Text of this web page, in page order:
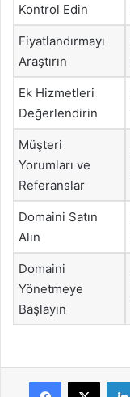
Kontrol Edin
Fiyatlandırmayı
Araştırın
Ek Hizmetleri
Değerlendirin
Müşteri
Yorumları ve
Referanslar
Domaini Satın
Alın
Domaini
Yönetmeye
Başlayın
Facebook
X